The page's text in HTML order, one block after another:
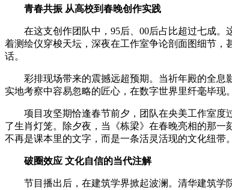
青春共振 从高校到春晚创作实践
在这支创作团队中，95后、00后占比超过七成。
着测绘仪穿梭天坛，深夜在工作室争论剖面图细节
话。
彩排现场带来的震撼远超预期。当祈年殿的全息
实地考察中容易忽略的匠心，在数字世界里纤毫毕
项目攻坚期恰逢春节前夕，团队在央美工作室度过
了生肖灯笼。除夕夜，当《栋梁》在春晚亮相的那
不再是课本里的文字，而是一条活灵活现的文化纽带
破圈效应 文化自信的当代注解
节目播出后，在建筑学界掀起波澜。清华建筑学